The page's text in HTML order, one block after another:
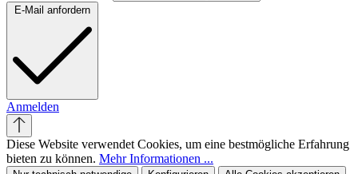
E-Mail anfordern
Anmelden
Diese Website verwendet Cookies, um eine bestmögliche Erfahrung
bieten zu können. Mehr Informationen ...